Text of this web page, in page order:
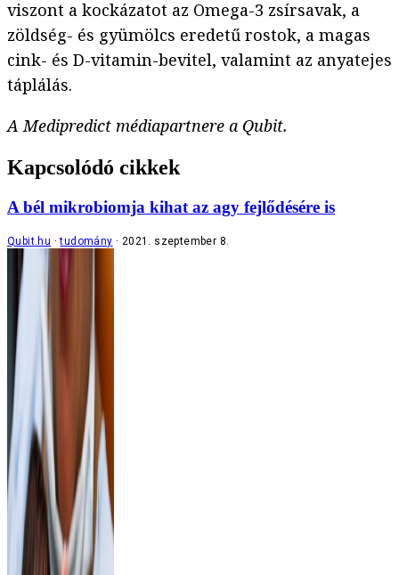
viszont a kockázatot az Omega-3 zsírsavak, a
zöldség- és gyümölcs eredetű rostok, a magas
cink- és D-vitamin-bevitel, valamint az anyatejes
táplálás.
A Medipredict médiapartnere a Qubit.
Kapcsolódó cikkek
A bél mikrobiomja kihat az agy fejlődésére is
Qubit.hu tudomány 2021. szeptember 8.